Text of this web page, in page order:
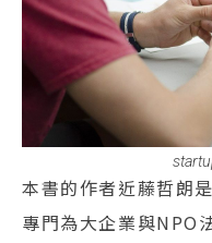
本書的作者近藤哲朗
專門為大企業與NPO